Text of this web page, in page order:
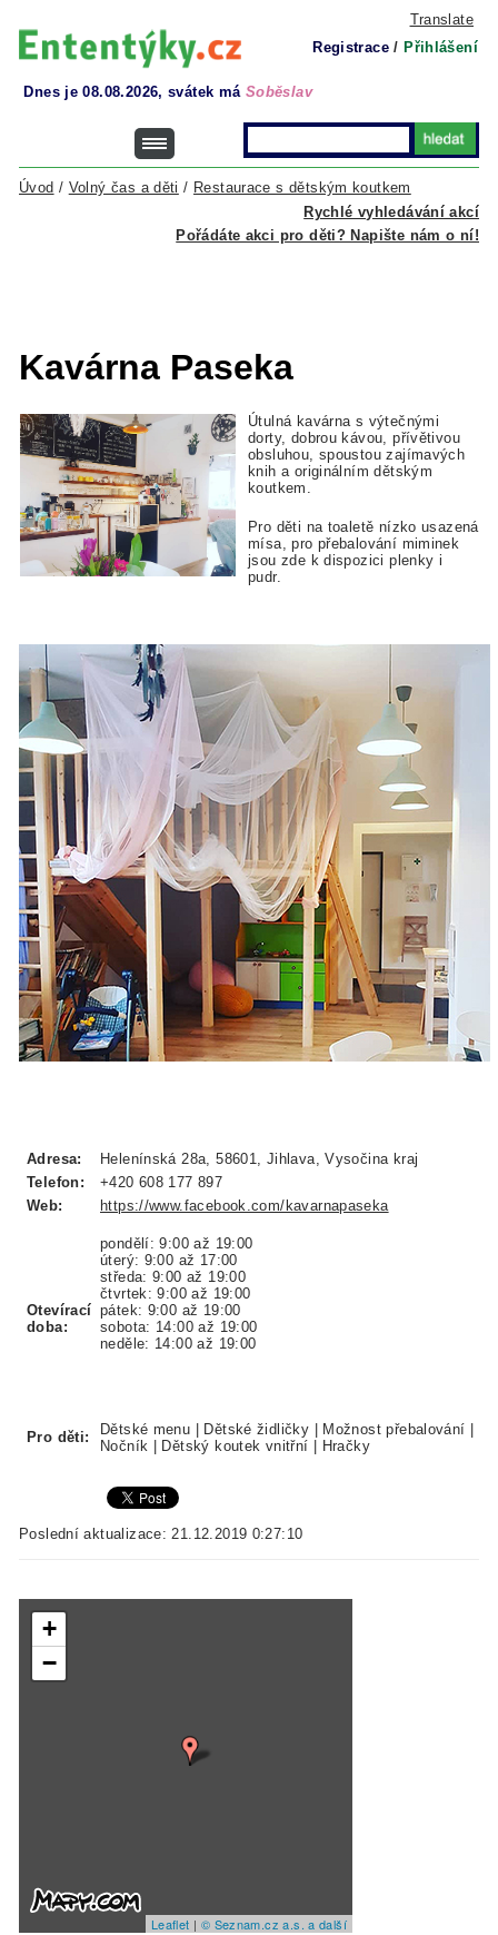
Translate
Registrace / Přihlášení
Dnes je 08.08.2026, svátek má Soběslav
Rychlé vyhledávání akcí
Úvod / Volný čas a děti / Restaurace s dětským koutkem
Pořádáte akci pro děti? Napište nám o ní!
Kavárna Paseka
Útulná kavárna s výtečnými
dorty, dobrou kávou, přívětivou
obsluhou, spoustou zajímavých
knih a originálním dětským
koutkem.
Pro děti na toaletě nízko usazená
mísa, pro přebalování miminek
jsou zde k dispozici plenky i
pudr.
Adresa:
Helenínská 28a, 58601, Jihlava, Vysočina kraj
Telefon:
+420 608 177 897
Web:
https://www.facebook.com/kavarnapaseka
Otevírací
doba:
pondělí: 9:00 až 19:00
úterý: 9:00 až 17:00
středa: 9:00 až 19:00
čtvrtek: 9:00 až 19:00
pátek: 9:00 až 19:00
sobota: 14:00 až 19:00
neděle: 14:00 až 19:00
Pro děti:
Dětské menu | Dětské židličky | Možnost přebalování |
Nočník | Dětský koutek vnitřní | Hračky
Poslední aktualizace: 21.12.2019 0:27:10
+
−
Leaflet | © Seznam.cz a.s. a další